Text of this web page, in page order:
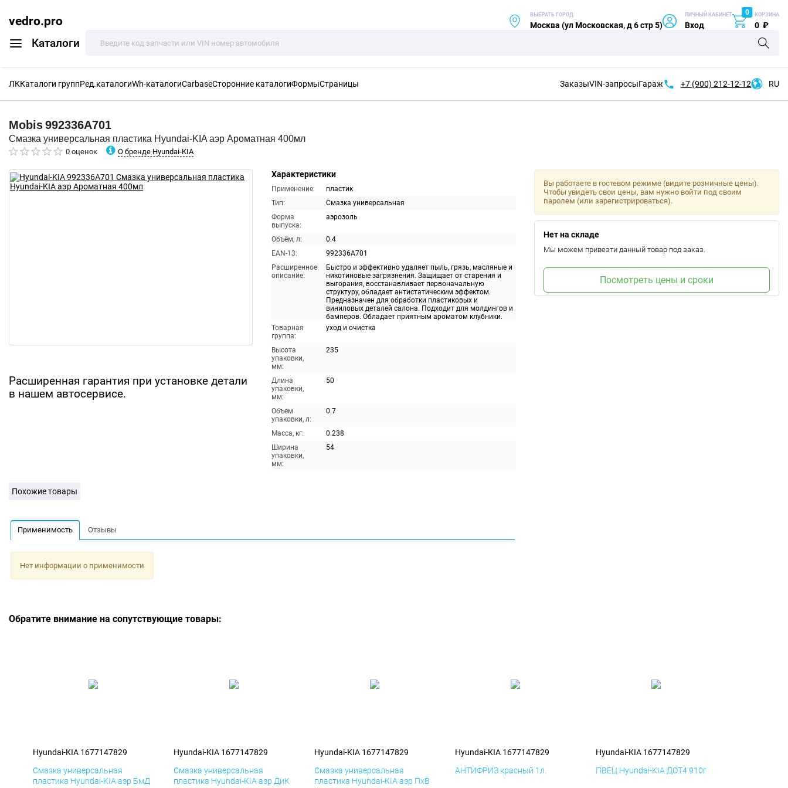
vedro.pro
Каталоги
ВЫБРАТЬ ГОРОД
Москва (ул Московская, д 6 стр 5)
ЛИЧНЫЙ КАБИНЕТ
Вход
0 КОРЗИНА
0 ₽
ЛККаталоги группРед.каталогиWh-каталогиCarbaseСторонние каталогиФормыСтраницы ЗаказыVIN-запросыГараж +7 (900) 212-12-12 RU
Mobis992336A701
Смазка универсальная пластика Hyundai-KIA аэр Ароматная 400мл
0 оценок О бренде Hyundai-KIA
Расширенная гарантия при установке детали
в нашем автосервисе.
Характеристики
Применение:
пластик
Тип:
Смазка универсальная
Форма
выпуска:
аэрозоль
Объём, л:
0.4
EAN-13:
992336A701
Расширенное
описание:
Быстро и эффективно удаляет пыль, грязь, масляные и
никотиновые загрязнения. Защищает от старения и
выгорания, восстанавливает первоначальную
структуру, обладает антистатическим эффектом.
Предназначен для обработки пластиковых и
виниловых деталей салона. Подходит для молдингов и
бамперов. Обладает приятным ароматом клубники.
Товарная
группа:
уход и очистка
Высота
упаковки,
мм:
235
Длина
упаковки,
мм:
50
Объем
упаковки, л:
0.7
Масса, кг:
0.238
Ширина
упаковки,
мм:
54
Вы работаете в гостевом режиме (видите розничные цены).
Чтобы увидеть свои цены, вам нужно войти под своим
паролем (или зарегистрироваться).
Нет на складе
Мы можем привезти данный товар под заказ.
Посмотреть цены и сроки
Похожие товары
Применимость Отзывы
Нет информации о применимости
Обратите внимание на сопутствующие товары:
Hyundai-KIA 1677147829
Смазка универсальная
пластика Hyundai-KIA аэр БмД
Hyundai-KIA 1677147829
Смазка универсальная
пластика Hyundai-KIA аэр ДиК
Hyundai-KIA 1677147829
Смазка универсальная
пластика Hyundai-KIA аэр ПхВ
Hyundai-KIA 1677147829
АНТИФРИЗ красный 1л.
Hyundai-KIA 1677147829
ПВЕЦ Hyundai-KIA ДОТ4 910г